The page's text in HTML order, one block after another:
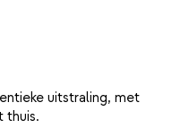
uitstraling, met
thuis.